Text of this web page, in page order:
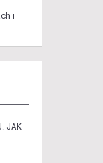
i
JAK